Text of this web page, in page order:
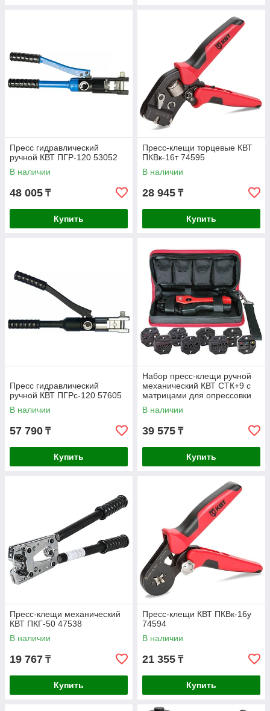
Пресс гидравлический
ручной КВТ ПГР-120 53052
В наличии
48 005 ₸
Купить
Пресс-клещи торцевые КВТ
ПКВк-16т 74595
В наличии
28 945 ₸
Купить
Пресс гидравлический
ручной КВТ ПГРc-120 57605
В наличии
57 790 ₸
Купить
Набор пресс-клещи ручной
механический КВТ СТК+9 c
матрицами для опрессовки
наконечников 83347
В наличии
39 575 ₸
Купить
Пресс-клещи механический
КВТ ПКГ-50 47538
В наличии
19 767 ₸
Купить
Пресс-клещи КВТ ПКВк-16у
74594
В наличии
21 355 ₸
Купить